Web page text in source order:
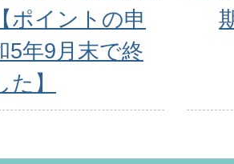
ポイントの申
5年9月末で終
】